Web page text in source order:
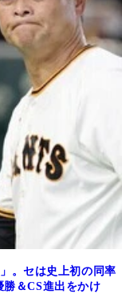
。セは史上初の同率
＆CS進出をかけ